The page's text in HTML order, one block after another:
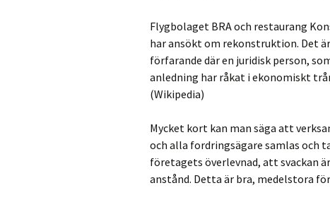
Flygbolaget BRA och restaurang
har ansökt om rekonstruktion. Det
förfarande där en juridisk person,
anledning har råkat i ekonomiskt
(Wikipedia)
Mycket kort kan man säga att
och alla fordringsägare samlas och
företagets överlevnad, att svackan
anstånd. Detta är bra, medelstora